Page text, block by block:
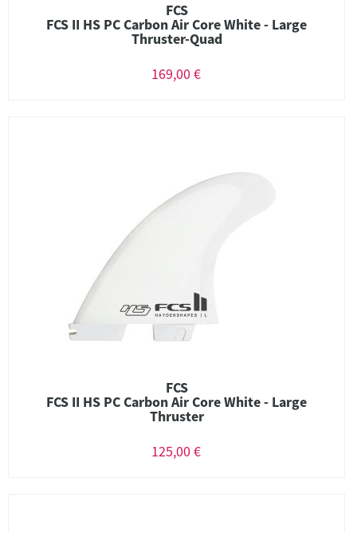
FCS
FCS II HS PC Carbon Air Core White - Large
Thruster-Quad
169,00 €
FCS
FCS II HS PC Carbon Air Core White - Large
Thruster
125,00 €